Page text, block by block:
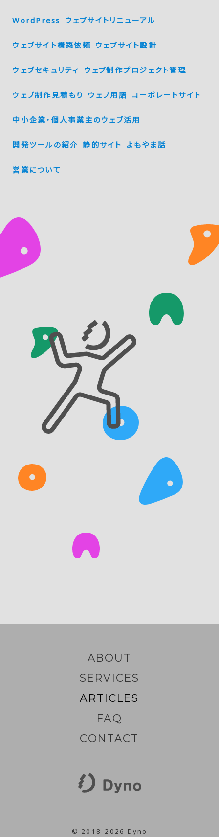
WordPress ウェブサイトリニューアル
ウェブサイト構築依頼 ウェブサイト設計
ウェブセキュリティ ウェブ制作プロジェクト管理
ウェブ制作見積もり ウェブ用語 コーポレートサイト
中小企業・個人事業主のウェブ活用
開発ツールの紹介 静的サイト よもやま話
営業について
ABOUT
SERVICES
ARTICLES
FAQ
CONTACT
© 2018-2026 Dyno